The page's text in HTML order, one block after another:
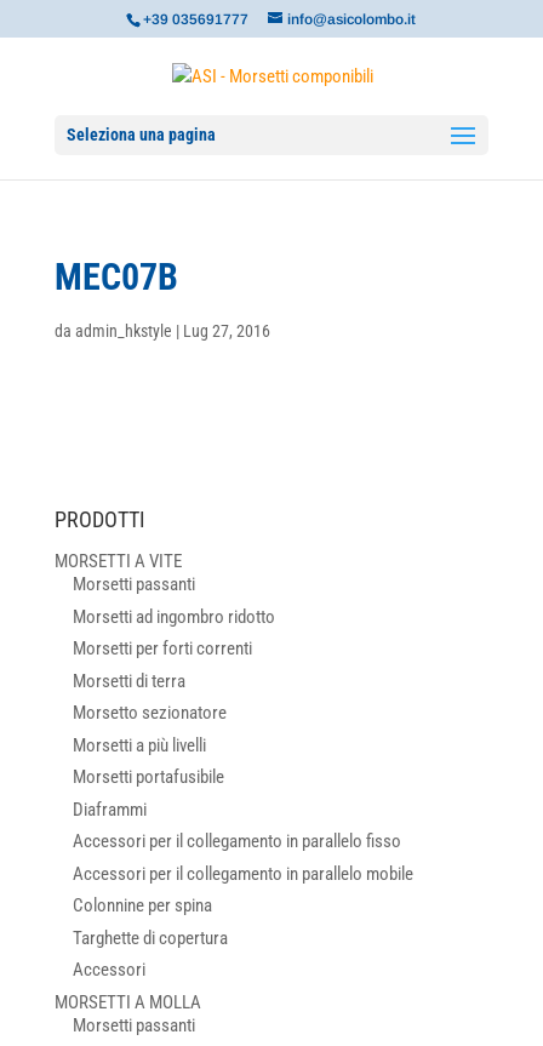
+39 035691777 info@asicolombo.it
Seleziona una pagina
MEC07B
da admin_hkstyle | Lug 27, 2016
PRODOTTI
MORSETTI A VITE
Morsetti passanti
Morsetti ad ingombro ridotto
Morsetti per forti correnti
Morsetti di terra
Morsetto sezionatore
Morsetti a più livelli
Morsetti portafusibile
Diaframmi
Accessori per il collegamento in parallelo fisso
Accessori per il collegamento in parallelo mobile
Colonnine per spina
Targhette di copertura
Accessori
MORSETTI A MOLLA
Morsetti passanti